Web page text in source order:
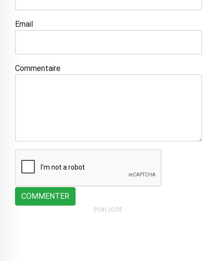
Email
Commentaire
COMMENTER
PUBLICITÉ